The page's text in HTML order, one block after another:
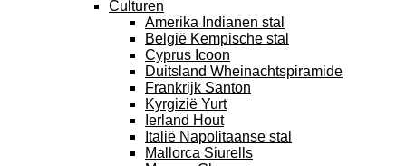
Culturen
Amerika Indianen stal
België Kempische stal
Cyprus Icoon
Duitsland Wheinachtspiramide
Frankrijk Santon
Kyrgizië Yurt
Ierland Hout
Italië Napolitaanse stal
Mallorca Siurells